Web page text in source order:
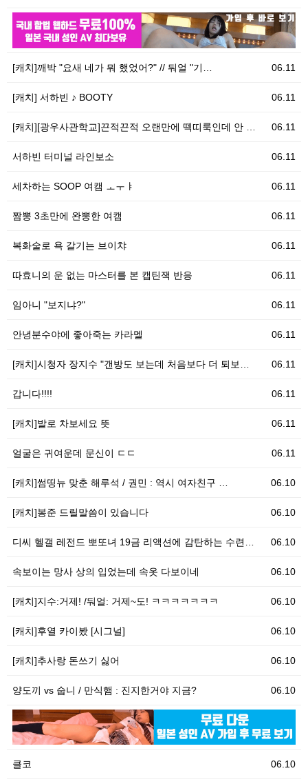
06.11
06.11
[캐치]깨박 "요새 네가 뭐 했었어?" // 둬얼 "기…
06.11
[캐치] 서하빈 ♪ BOOTY
06.11
[캐치][광우사관학교]끈적끈적 오랜만에 떽띠룩인데 안 …
06.11
서하빈 터미널 라인보소
06.11
세차하는 SOOP 여캠 ㅗㅜㅑ
06.11
짬뽕 3초만에 완뽕한 여캠
06.11
복화술로 욕 갈기는 브이챠
06.11
따효니의 운 없는 마스터를 본 캡틴잭 반응
06.11
임아니 "보지냐?"
06.11
안녕분수야에 좋아죽는 카라멜
06.11
[캐치]시청자 장지수 "갠방도 보는데 처음보다 더 퇴보…
06.11
갑니다!!!!
06.11
[캐치]발로 차보세요 뜻
06.11
얼굴은 귀여운데 문신이 ㄷㄷ
06.10
[캐치]썸띵뉴 맞춘 해루석 / 권민 : 역시 여자친구 …
06.10
[캐치]봉준 드릴말씀이 있습니다
06.10
디씨 헬갤 레전드 뽀또녀 19금 리액션에 감탄하는 수련…
06.10
속보이는 망사 상의 입었는데 속옷 다보이네
06.10
[캐치]지수:거제! /둬얼: 거제~도! ㅋㅋㅋㅋㅋㅋㅋ
06.10
[캐치]후열 카이봤 [시그널]
06.10
[캐치]추사랑 돈쓰기 싫어
06.10
양도끼 vs 숩니 / 만식햄 : 진지한거야 지금?
06.10
클코